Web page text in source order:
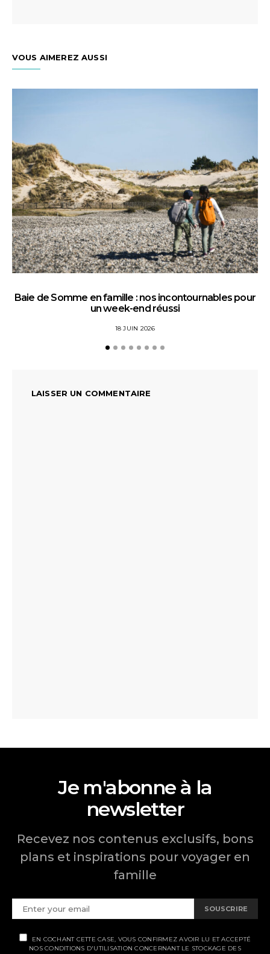
VOUS AIMEREZ AUSSI
Baie de Somme en famille : nos incontournables pour
un week-end réussi
18 JUIN 2026
LAISSER UN COMMENTAIRE
Je m'abonne à la
newsletter
Recevez nos contenus exclusifs, bons
plans et inspirations pour voyager en
famille
SOUSCRIRE
EN COCHANT CETTE CASE, VOUS CONFIRMEZ AVOIR LU ET ACCEPTÉ
NOS CONDITIONS D'UTILISATION CONCERNANT LE STOCKAGE DES